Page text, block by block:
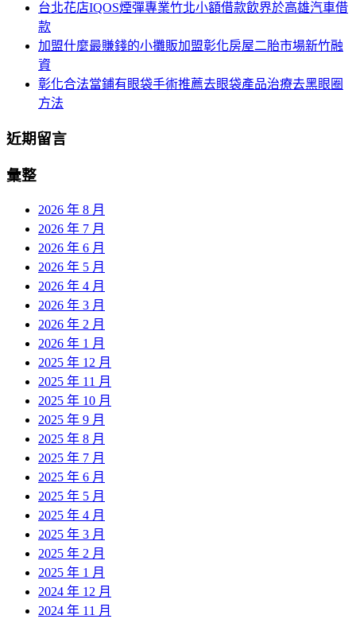
台北花店IQOS煙彈專業竹北小額借款飲界於高雄汽車借
款
加盟什麼最賺錢的小攤販加盟彰化房屋二胎市場新竹融
資
彰化合法當鋪有眼袋手術推薦去眼袋產品治療去黑眼圈
方法
近期留言
彙整
2026 年 8 月
2026 年 7 月
2026 年 6 月
2026 年 5 月
2026 年 4 月
2026 年 3 月
2026 年 2 月
2026 年 1 月
2025 年 12 月
2025 年 11 月
2025 年 10 月
2025 年 9 月
2025 年 8 月
2025 年 7 月
2025 年 6 月
2025 年 5 月
2025 年 4 月
2025 年 3 月
2025 年 2 月
2025 年 1 月
2024 年 12 月
2024 年 11 月